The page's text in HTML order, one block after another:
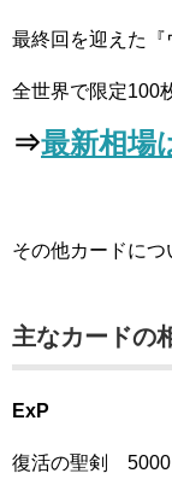
最終回を迎えた『
全世界で限定100
⇒最新相場
その他カードにつ
主なカードの
ExP
復活の聖剣 5000